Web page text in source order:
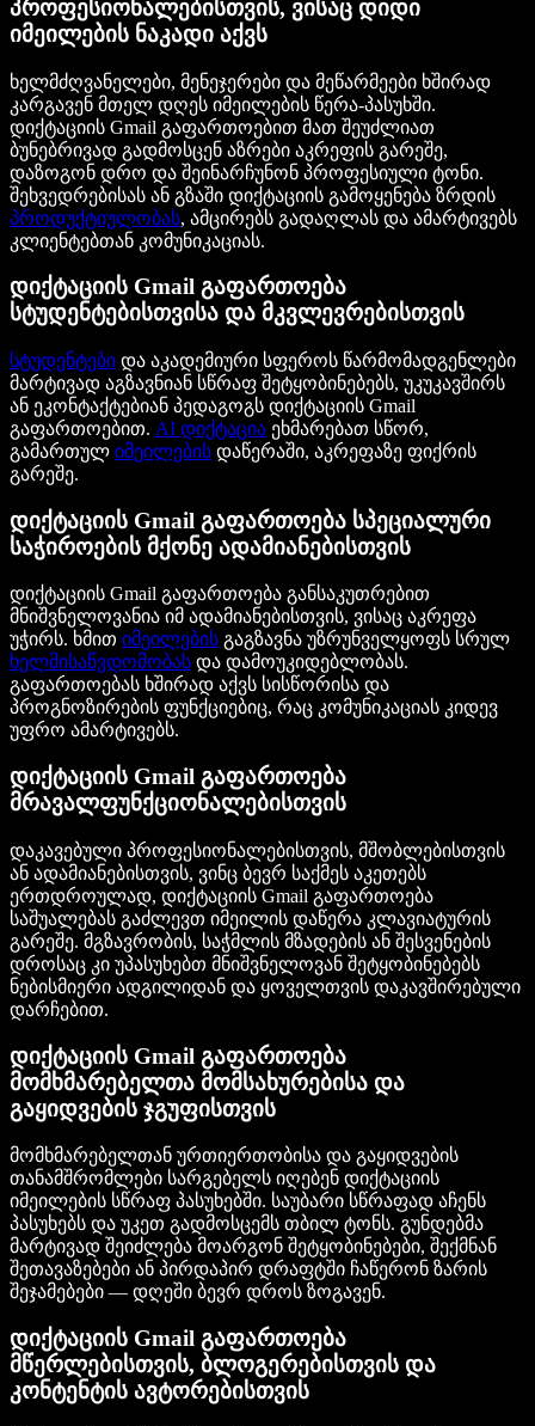
პროფესიონალებისთვის, ვისაც დიდი
იმეილების ნაკადი აქვს
ხელმძღვანელები, მენეჯერები და მეწარმეები ხშირად
კარგავენ მთელ დღეს იმეილების წერა-პასუხში.
დიქტაციის Gmail გაფართოებით მათ შეუძლიათ
ბუნებრივად გადმოსცენ აზრები აკრეფის გარეშე,
დაზოგონ დრო და შეინარჩუნონ პროფესიული ტონი.
შეხვედრებისას ან გზაში დიქტაციის გამოყენება ზრდის
პროდუქტიულობას, ამცირებს გადაღლას და ამარტივებს
კლიენტებთან კომუნიკაციას.
დიქტაციის Gmail გაფართოება
სტუდენტებისთვისა და მკვლევრებისთვის
სტუდენტები და აკადემიური სფეროს წარმომადგენლები
მარტივად აგზავნიან სწრაფ შეტყობინებებს, უკუკავშირს
ან ეკონტაქტებიან პედაგოგს დიქტაციის Gmail
გაფართოებით. AI დიქტაცია ეხმარებათ სწორ,
გამართულ იმეილების დაწერაში, აკრეფაზე ფიქრის
გარეშე.
დიქტაციის Gmail გაფართოება სპეციალური
საჭიროების მქონე ადამიანებისთვის
დიქტაციის Gmail გაფართოება განსაკუთრებით
მნიშვნელოვანია იმ ადამიანებისთვის, ვისაც აკრეფა
უჭირს. ხმით იმეილების გაგზავნა უზრუნველყოფს სრულ
ხელმისაწვდომობას და დამოუკიდებლობას.
გაფართოებას ხშირად აქვს სისწორისა და
პროგნოზირების ფუნქციებიც, რაც კომუნიკაციას კიდევ
უფრო ამარტივებს.
დიქტაციის Gmail გაფართოება
მრავალფუნქციონალებისთვის
დაკავებული პროფესიონალებისთვის, მშობლებისთვის
ან ადამიანებისთვის, ვინც ბევრ საქმეს აკეთებს
ერთდროულად, დიქტაციის Gmail გაფართოება
საშუალებას გაძლევთ იმეილის დაწერა კლავიატურის
გარეშე. მგზავრობის, საჭმლის მზადების ან შესვენების
დროსაც კი უპასუხებთ მნიშვნელოვან შეტყობინებებს
ნებისმიერი ადგილიდან და ყოველთვის დაკავშირებული
დარჩებით.
დიქტაციის Gmail გაფართოება
მომხმარებელთა მომსახურებისა და
გაყიდვების ჯგუფისთვის
მომხმარებელთან ურთიერთობისა და გაყიდვების
თანამშრომლები სარგებელს იღებენ დიქტაციის
იმეილების სწრაფ პასუხებში. საუბარი სწრაფად აჩენს
პასუხებს და უკეთ გადმოსცემს თბილ ტონს. გუნდებმა
მარტივად შეიძლება მოარგონ შეტყობინებები, შექმნან
შეთავაზებები ან პირდაპირ დრაფტში ჩაწერონ ზარის
შეჯამებები — დღეში ბევრ დროს ზოგავენ.
დიქტაციის Gmail გაფართოება
მწერლებისთვის, ბლოგერებისთვის და
კონტენტის ავტორებისთვის